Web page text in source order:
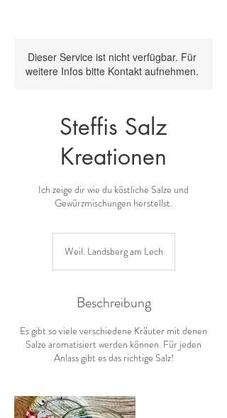
Dieser Service ist nicht verfügbar. Für
weitere Infos bitte Kontakt aufnehmen.
Steffis Salz
Kreationen
Ich zeige dir wie du köstliche Salze und
Gewürzmischungen herstellst.
Weil. Landsberg am Lech
Beschreibung
Es gibt so viele verschiedene Kräuter mit denen
Salze aromatisiert werden können. Für jeden
Anlass gibt es das richtige Salz!